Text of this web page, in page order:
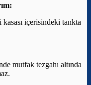
kasası içerisindeki tankta
mutfak tezgahı altında